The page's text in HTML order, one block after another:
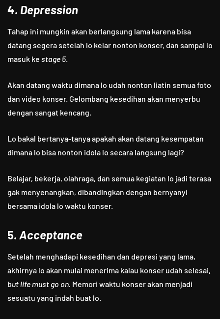
4. Depression
Tahap ini mungkin akan berlangsung lama karena bisa
datang segera setelah lo kelar nonton konser, dan sampai lo
masuk ke stage 5.
Akan datang waktu dimana lo udah nonton liatin semua foto
dan video konser. Gelombang kesedihan akan menyerbu
dengan sangat kencang.
Lo bakal bertanya-tanya apakah akan datang kesempatan
dimana lo bisa nonton idola lo secara langsung lagi?
Belajar, bekerja, olahraga, dan semua kegiatan lo jadi terasa
gak menyenangkan, dibandingkan dengan bernyanyi
bersama idola lo waktu konser.
5. Acceptance
Setelah menghadapi kesedihan dan depresi yang lama,
akhirnya lo akan mulai menerima kalau konser udah selesai,
but life must go on. Memori waktu konser akan menjadi
sesuatu yang indah buat lo.